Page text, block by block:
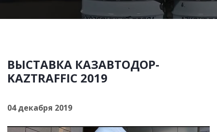
ВЫСТАВКА КАЗАВТОДОР-
KAZTRAFFIC 2019
04 декабря 2019